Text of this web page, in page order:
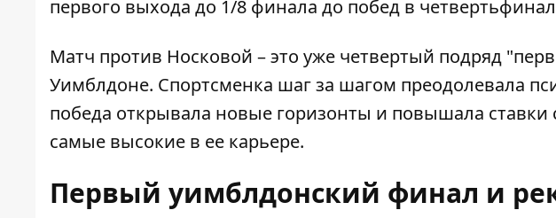
первого выхода до 1/8 финала до побед в
Матч против Носковой – это уже четвертый подряд
Уимблдоне. Спортсменка шаг за шагом преодолевала
победа открывала новые горизонты и повышала ставки
самые высокие в ее карьере.
Первый уимблдонский финал и